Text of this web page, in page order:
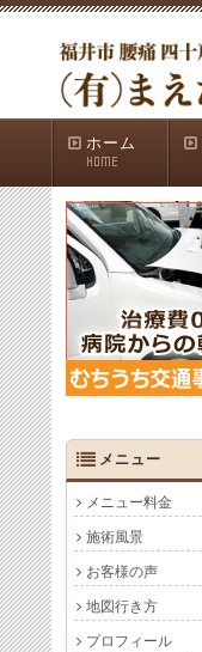
ホーム
HOME
メニュー
メニュー料金
施術風景
お客様の声
地図行き方
プロフィール